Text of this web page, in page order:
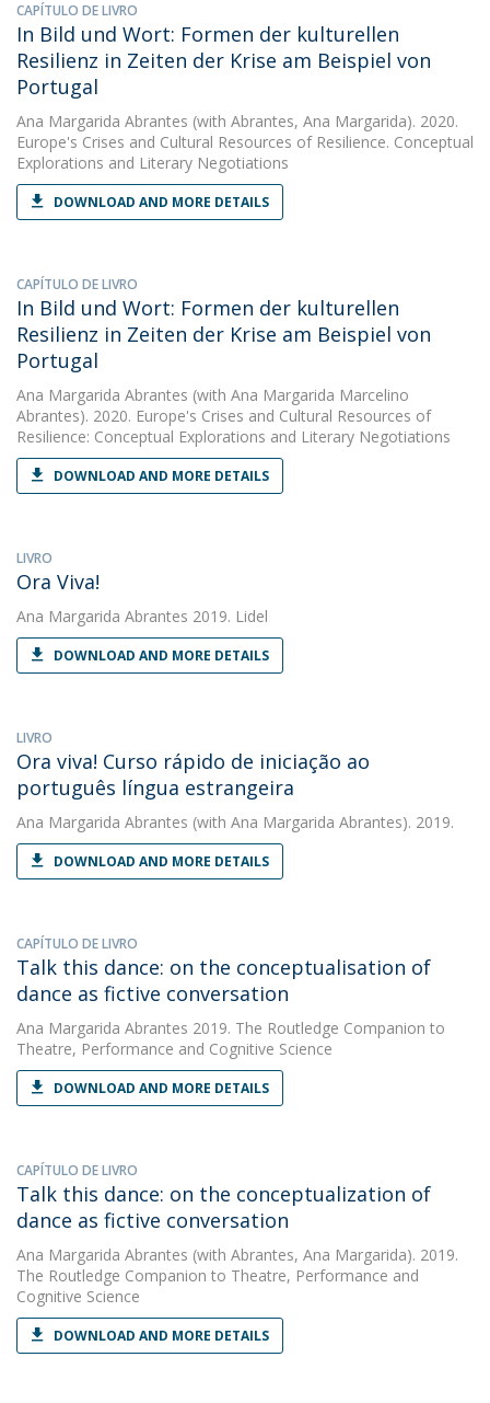
CAPÍTULO DE LIVRO
In Bild und Wort: Formen der kulturellen
Resilienz in Zeiten der Krise am Beispiel von
Portugal
Ana Margarida Abrantes (with Abrantes, Ana Margarida). 2020.
Europe's Crises and Cultural Resources of Resilience. Conceptual
Explorations and Literary Negotiations
DOWNLOAD AND MORE DETAILS
CAPÍTULO DE LIVRO
In Bild und Wort: Formen der kulturellen
Resilienz in Zeiten der Krise am Beispiel von
Portugal
Ana Margarida Abrantes (with Ana Margarida Marcelino
Abrantes). 2020. Europe's Crises and Cultural Resources of
Resilience: Conceptual Explorations and Literary Negotiations
DOWNLOAD AND MORE DETAILS
LIVRO
Ora Viva!
Ana Margarida Abrantes 2019. Lidel
DOWNLOAD AND MORE DETAILS
LIVRO
Ora viva! Curso rápido de iniciação ao
português língua estrangeira
Ana Margarida Abrantes (with Ana Margarida Abrantes). 2019.
DOWNLOAD AND MORE DETAILS
CAPÍTULO DE LIVRO
Talk this dance: on the conceptualisation of
dance as fictive conversation
Ana Margarida Abrantes 2019. The Routledge Companion to
Theatre, Performance and Cognitive Science
DOWNLOAD AND MORE DETAILS
CAPÍTULO DE LIVRO
Talk this dance: on the conceptualization of
dance as fictive conversation
Ana Margarida Abrantes (with Abrantes, Ana Margarida). 2019.
The Routledge Companion to Theatre, Performance and
Cognitive Science
DOWNLOAD AND MORE DETAILS